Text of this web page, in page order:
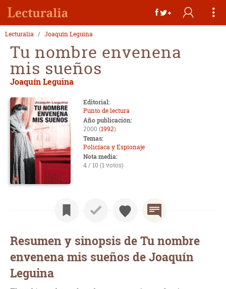
Lecturalia Joaquín Leguina
Tu nombre envenena
mis sueños
Joaquín Leguina
Editorial:
Punto de lectura
Año publicación:
2000 (1992)
Temas:
Policíaca y Espionaje
Nota media:
4 / 10 (1 votos)
Resumen y sinopsis de Tu nombre
envenena mis sueños de Joaquín
Leguina